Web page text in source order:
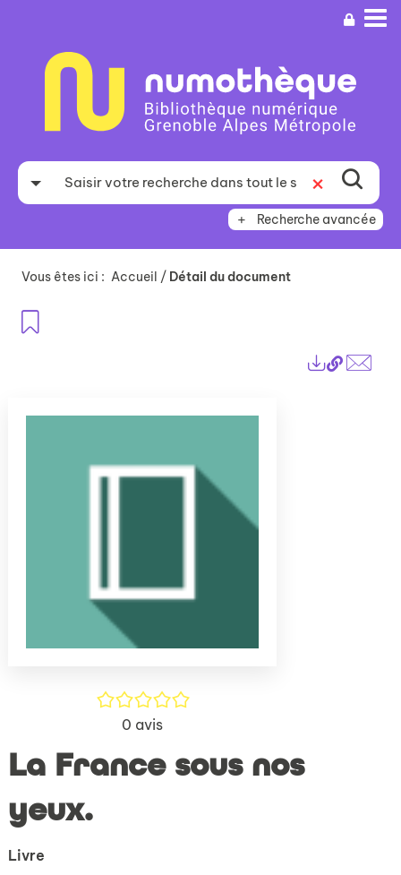
recherche
Recherche avancée
Vous êtes ici : Accueil / Détail du document
Lien
/5
0 avis
La France sous nos
yeux.
Livre